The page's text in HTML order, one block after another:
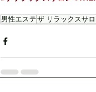
男性エステザ リラックスサ